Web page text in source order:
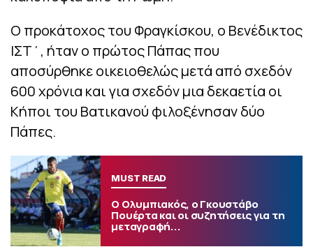
Ο προκάτοχος του Φραγκίσκου, ο Βενέδικτος
ΙΣΤ΄, ήταν ο πρώτος Πάπας που
αποσύρθηκε οικειοθελώς μετά από σχεδόν
600 χρόνια και για σχεδόν μια δεκαετία οι
Κήποι του Βατικανού φιλοξένησαν δύο
Πάπες.
MUST READ
Ο Ολυμπιακός, ο Γκουστάβο
Πουέρτα και οι συζητήσεις για τη
μεταγραφή...